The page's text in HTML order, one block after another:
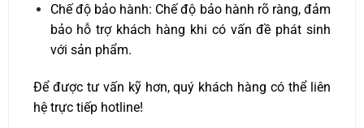
Chế độ bảo hành: Chế độ bảo hành rõ ràng, đảm
bảo hỗ trợ khách hàng khi có vấn đề phát sinh
với sản phẩm.
Để được tư vấn kỹ hơn, quý khách hàng có thể liên
hệ trực tiếp hotline!